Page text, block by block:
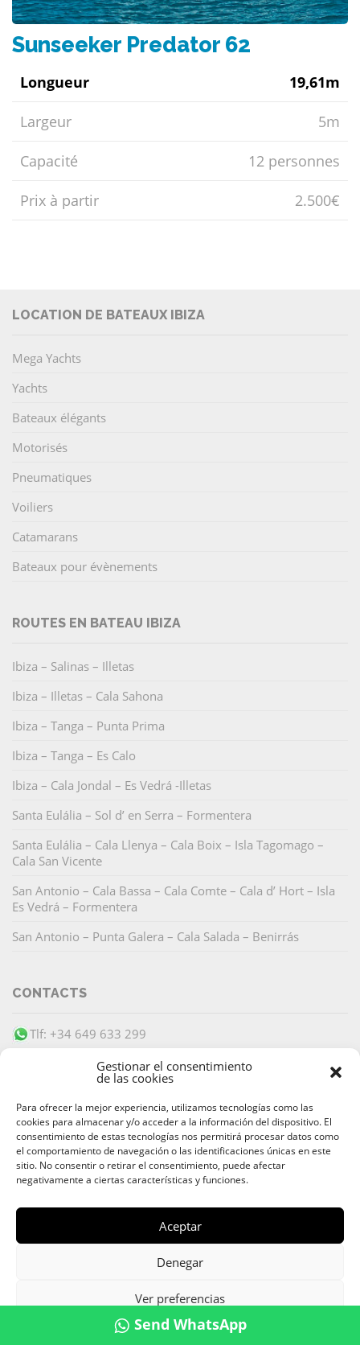
Gestionar el consentimiento
de las cookies
Para ofrecer la mejor experiencia, utilizamos tecnologías como las
cookies para almacenar y/o acceder a la información del dispositivo. El
consentimiento de estas tecnologías nos permitirá procesar datos como
el comportamiento de navegación o las identificaciones únicas en este
sitio. No consentir o retirar el consentimiento, puede afectar
negativamente a ciertas características y funciones.
Aceptar
Denegar
Ver preferencias
Política de cookiesPrivacy Statement
Send WhatsApp
Sunseeker Predator 62
Longueur 19,61m
Largeur 5m
Capacité 12 personnes
Prix ​​à partir 2.500€
LOCATION DE BATEAUX IBIZA
Mega Yachts
Yachts
Bateaux élégants
Motorisés
Pneumatiques
Voiliers
Catamarans
Bateaux pour évènements
ROUTES EN BATEAU IBIZA
Ibiza – Salinas – Illetas
Ibiza – Illetas – Cala Sahona
Ibiza – Tanga – Punta Prima
Ibiza – Tanga – Es Calo
Ibiza – Cala Jondal – Es Vedrá -Illetas
Santa Eulália – Sol d’ en Serra – Formentera
Santa Eulália – Cala Llenya – Cala Boix – Isla Tagomago –
Cala San Vicente
San Antonio – Cala Bassa – Cala Comte – Cala d’ Hort – Isla
Es Vedrá – Formentera
San Antonio – Punta Galera – Cala Salada – Benirrás
CONTACTS
Tlf: +34 649 633 299
PAIEMENT SÉCURISÉ
Location de Bateaux Ibiza
633 299